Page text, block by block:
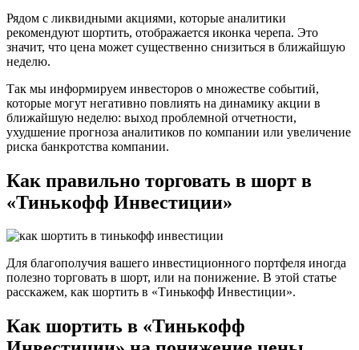
Рядом с ликвидными акциями, которые аналитики
рекомендуют шортить, отображается иконка черепа. Это
значит, что цена может существенно снизиться в ближайшую
неделю.
Так мы информируем инвесторов о множестве событий,
которые могут негативно повлиять на динамику акции в
ближайшую неделю: выход проблемной отчетности,
ухудшение прогноза аналитиков по компании или увеличение
риска банкротства компании.
Как правильно торговать в шорт в
«Тинькофф Инвестиции»
Для благополучия вашего инвестиционного портфеля иногда
полезно торговать в шорт, или на понижение. В этой статье
расскажем, как шортить в «Тинькофф Инвестиции».
Как шортить в «Тинькофф